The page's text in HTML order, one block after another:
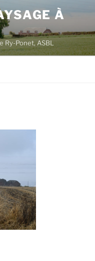
À
Ry-Ponet, ASBL